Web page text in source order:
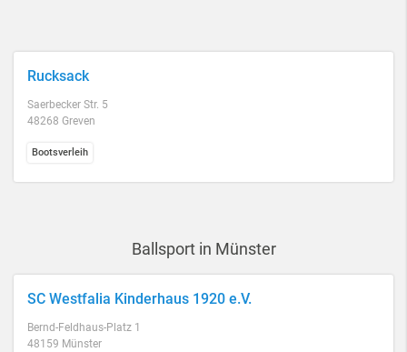
Rucksack
Saerbecker Str. 5
48268 Greven
Bootsverleih
Ballsport in Münster
SC Westfalia Kinderhaus 1920 e.V.
Bernd-Feldhaus-Platz 1
48159 Münster